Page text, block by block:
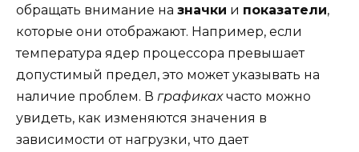
обращать внимание на значки и показатели,
которые они отображают. Например, если
температура ядер процессора превышает
допустимый предел, это может указывать на
наличие проблем. В графикахчасто можно
увидеть, как изменяются значения в
зависимости от нагрузки, что дает